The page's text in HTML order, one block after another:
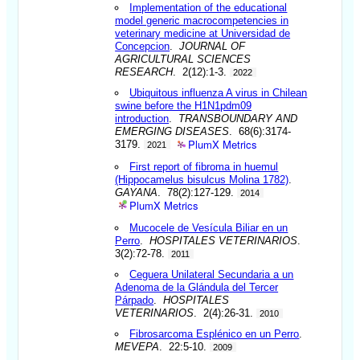
Implementation of the educational
model generic macrocompetencies in
veterinary medicine at Universidad de
Concepcion .JOURNAL OF
AGRICULTURAL SCIENCES
RESEARCH. 2(12):1-3. 2022
Ubiquitous influenza A virus in Chilean
swine before the H1N1pdm09
introduction
TRANSBOUNDARY AND
EMERGING DISEASES . 68(6):3174-
3179.
2021 PlumX Metrics
First report of fibroma in huemul
(Hippocamelus bisulcus Molina 1782)
GAYANA . 78(2):127-129. 2014
PlumX Metrics
Mucocele de Vesícula Biliar en un
Perro .HOSPITALES VETERINARIOS
3(2):72-78.
2011
Ceguera Unilateral Secundaria a un
Adenoma de la Glándula del Tercer
Párpado .HOSPITALES
VETERINARIOS . 2(4):26-31. 2010
Fibrosarcoma Esplénico en un Perro
MEVEPA . 22:5-10. 2009